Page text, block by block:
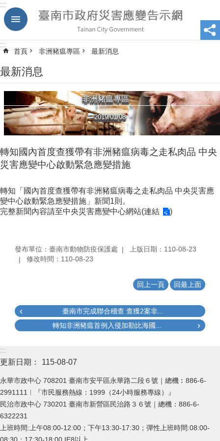
跳到主要內容區塊
:::
:::
首頁 非洲豬瘟專區 最新消息
最新消息
非洲豬瘟專區
2019/01/08
轉知國內首度查獲帶有非洲豬瘟病毒之走私肉品 中央
災害應變中心啟動緊急應變措施
轉知「國內首度查獲帶有非洲豬瘟病毒之走私肉品 中央災害應
變中心啟動緊急應變措施」新聞1則。
完整新聞內容請至中央災害應變中心網站(連結 )
發布單位：臺南市動物防疫保護處
上版日期：110-08-23
修改時間：110-08-23
回上一頁 回最上面
臺南市完成聯合稽查 查獲2案非...
轉知非洲豬瘟首例入侵加勒比海國...
:::
更新日期：
115-08-07
永華市政中心 708201 臺南市安平區永華路二段６號｜總機︰886-6-
2991111︱『市民服務熱線：1999（24小時服務專線）』
民治市政中心 730201 臺南市新營區民治路３６號｜總機：886-6-
6322231
上班時間:上午08:00-12:00；下午13:30-17:30；彈性上班時間:08:00-